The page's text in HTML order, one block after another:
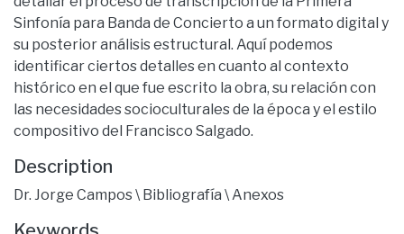
Sinfonía para Banda de Concierto a un formato digital y
su posterior análisis estructural. Aquí podemos
identificar ciertos detalles en cuanto al contexto
histórico en el que fue escrito la obra, su relación con
las necesidades socioculturales de la época y el estilo
compositivo del Francisco Salgado.
Description
Dr. Jorge Campos \ Bibliografía \ Anexos